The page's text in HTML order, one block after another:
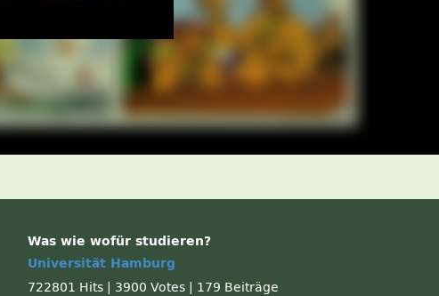
Was wie wofür studieren?
Universität Hamburg
722801 Hits
3900 Votes
179 Beiträge